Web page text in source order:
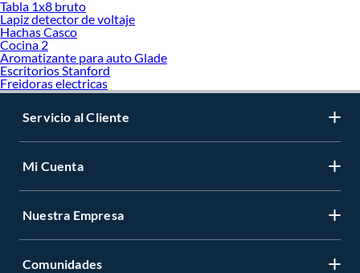
Tabla 1x8 bruto
Lapiz detector de voltaje
Hachas Casco
Cocina 2
Aromatizante para auto Glade
Escritorios Stanford
Freidoras electricas
Servicio al Cliente
Mi Cuenta
Nuestra Empresa
Comunidades